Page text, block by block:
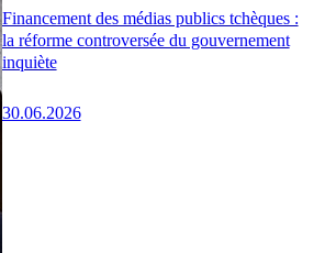
Financement des médias publics tchèques :
la réforme controversée du gouvernement
inquiète
30.06.2026